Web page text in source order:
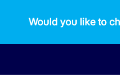
Would you like to